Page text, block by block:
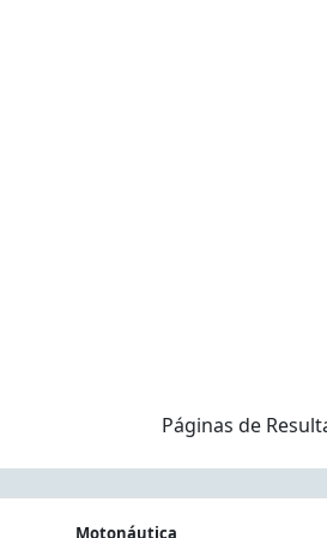
Páginas de
Motonáutica